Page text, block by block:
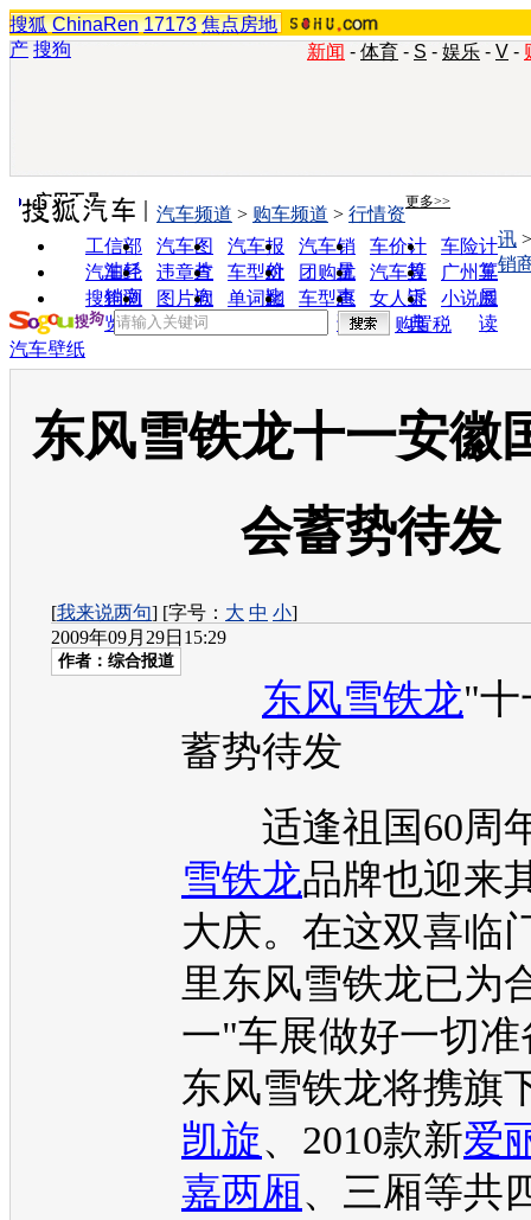
搜狐 ChinaRen 17173 焦点房地
产 搜狗 新闻 - 体育 - S - 娱乐 - V -
实用工具 更多>>
工信部
油耗
汽车图
片
汽车报
价
汽车销
量
车价计
算
车险计
算
汽车经
销商
违章查
询
车型对
比
团购优
惠
汽车投
诉
广州车
展
搜狗浏
览器
图片欣
赏
单词翻
车型查
询
女人宝
典
小说阅
读
汽车频道 > 购车频道 > 行情资
讯
销
购置税
汽车壁纸
东风雪铁龙十一安徽
会蓄势待发
[我来说两句] [字号： 大 中 小]
2009年09月29日15:29
作者：综合报道
东风雪铁龙"十
蓄势待发
适逢祖国60周
雪铁龙品牌也迎来
大庆。在这双喜临
里东风雪铁龙已为
一"车展做好一切
东风雪铁龙将携旗
凯旋、2010款新爱
嘉两厢、三厢等共